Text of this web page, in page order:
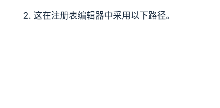
2. 这在注册表编辑器中采用以下路径。